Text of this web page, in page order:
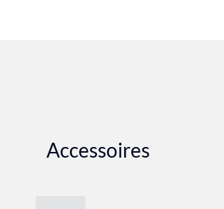
Accessoires